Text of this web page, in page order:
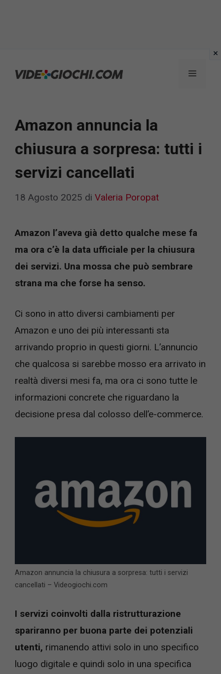
Menu
Amazon annuncia la
chiusura a sorpresa: tutti i
servizi cancellati
18 Agosto 2025 di Valeria Poropat
Amazon l’aveva già detto qualche mese fa
ma ora c’è la data ufficiale per la chiusura
dei servizi. Una mossa che può sembrare
strana ma che forse ha senso.
Ci sono in atto diversi cambiamenti per
Amazon e uno dei più interessanti sta
arrivando proprio in questi giorni. L’annuncio
che qualcosa si sarebbe mosso era arrivato in
realtà diversi mesi fa, ma ora ci sono tutte le
informazioni concrete che riguardano la
decisione presa dal colosso dell’e-commerce.
Amazon annuncia la chiusura a sorpresa: tutti i servizi
cancellati – Videogiochi.com
I servizi coinvolti dalla ristrutturazione
spariranno per buona parte dei potenziali
utenti, rimanendo attivi solo in uno specifico
luogo digitale e quindi solo in una specifica